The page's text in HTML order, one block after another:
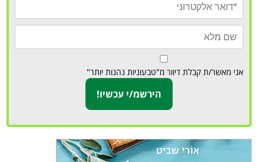
אני מאשר/ת קבלת דיוור מ"טבעוניות נהנות יותר"